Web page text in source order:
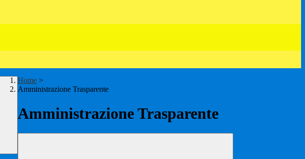
Home >
Amministrazione Trasparente
Amministrazione Trasparente